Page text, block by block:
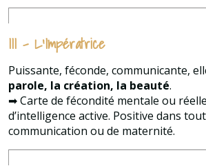
III – L’Impératrice
Puissante, féconde, communicante,
parole, la création, la beauté.
➡ Carte de fécondité mentale ou
d’intelligence active. Positive dans
communication ou de maternité.